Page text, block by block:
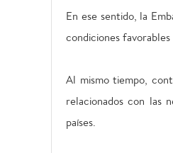
En ese sentido, la
condiciones
Al mismo tiempo,
relacionados con las
países.